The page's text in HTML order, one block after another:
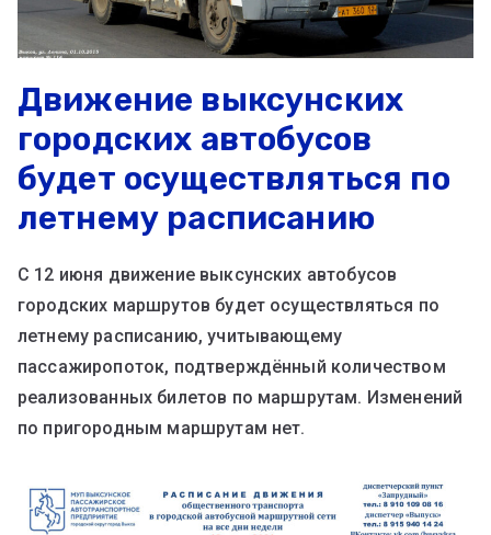
Движение выксунских
городских автобусов
будет осуществляться по
летнему расписанию
С 12 июня движение выксунских автобусов
городских маршрутов будет осуществляться по
летнему расписанию, учитывающему
пассажиропоток, подтверждённый количеством
реализованных билетов по маршрутам. Изменений
по пригородным маршрутам нет.